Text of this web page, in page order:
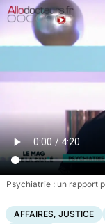
Psychiatrie : un rapport
AFFAIRES, JUSTICE